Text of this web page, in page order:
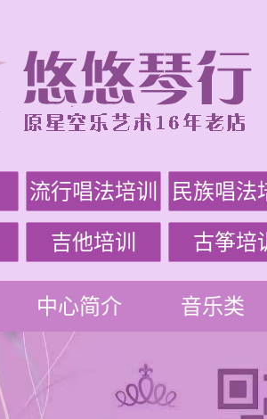
流行唱法培训 民族唱法
吉他培训 古筝培
中心简介 音乐类